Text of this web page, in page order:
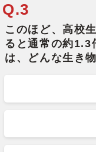
Q.3
このほど、高校
ると通常の約1.3
は、どんな生き